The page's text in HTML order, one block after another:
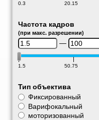
0.3 20.15
Частота кадров
(при макс. разрешении)
—
1.5 50.75
Тип объектива
Фиксированный
Варифокальный
моторизованный